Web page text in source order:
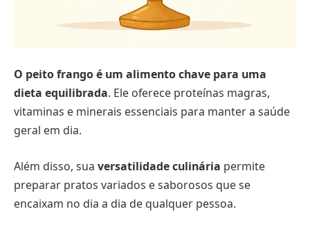
O peito frango é um alimento chave para uma
dieta equilibrada. Ele oferece proteínas magras,
vitaminas e minerais essenciais para manter a saúde
geral em dia.
Além disso, sua versatilidade culinária permite
preparar pratos variados e saborosos que se
encaixam no dia a dia de qualquer pessoa.